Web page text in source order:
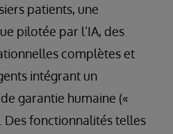
patients, une
pilotée par l’IA, des
complètes et
intégrant un
garantie humaine («
Des fonctionnalités telles